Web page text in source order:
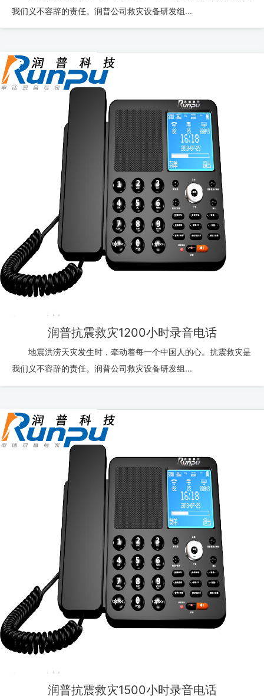
我们义不容辞的责任。润普公司救灾设备研发组...
润普抗震救灾1200小时录音电话
地震洪涝天灾发生时，牵动着每一个中国人的心。抗震救灾是
我们义不容辞的责任。润普公司救灾设备研发组...
润普抗震救灾1500小时录音电话